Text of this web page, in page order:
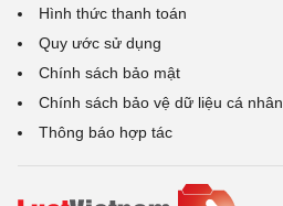
Hình thức thanh toán
Quy ước sử dụng
Chính sách bảo mật
Chính sách bảo vệ dữ liệu cá nhân
Thông báo hợp tác